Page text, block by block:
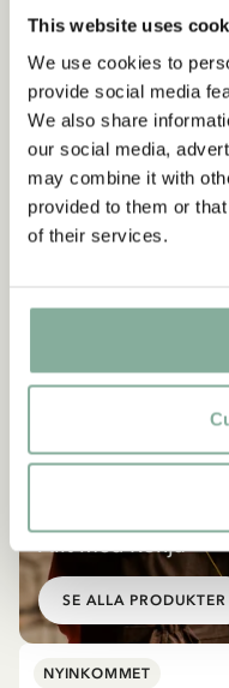
This website uses
We use cookies to
provide social media
We also share
our social media,
may combine it with
provided to them or
of their services.
Allt med Ronja
SE ALLA PRODUKTER
NYINKOMMET